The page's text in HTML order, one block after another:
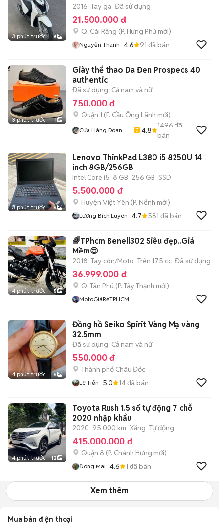
3 phút trước 8
2016 Tay ga Đã sử dụng
21.500.000 đ
Q. Cái Răng (P. Hưng Phú mới)
Nguyễn Thanh 4.6 91 đã bán
3 phút trước 1
Giày thể thao Da Đen Prospecs 40
authentic
Đã sử dụng Cả nam và nữ
750.000 đ
Quận 1 (P. Cầu Ông Lãnh mới)
Cửa Hàng Doan
4.8
1496 đã
bán
3 phút trước 6
Lenovo ThinkPad L380 i5 8250U 14
inch 8GB/256GB
Intel Core i5 8 GB 256 GB SSD
5.500.000 đ
Huyện Việt Yên (P. Nếnh mới)
Lương Bích Luyên 4.7 581 đã bán
4 phút trước 5
🌈TPhcm Beneli302 Siêu đẹp..Giá
Mềm😍
2018 Tay côn/Moto Trên 175 cc Đã sử dụng
36.999.000 đ
Q. Tân Phú (P. Tây Thạnh mới)
MotoGiáRẻTPHCM
4 phút trước 6
Đồng hồ Seiko Spirit Vàng Mạ vàng
32.5mm
Đã sử dụng Cả nam và nữ
550.000 đ
Thành phố Châu Đốc
Lê Tiến 5.0 14đã bán
4 phút trước 12
Toyota Rush 1.5 số tự động 7 chỗ
2020 nhập khẩu
2020 95.000 km Xăng Tự động
415.000.000 đ
Quận 8 (P. Chánh Hưng mới)
Đông Mai 4.6 1 đã bán
Xem thêm
Mua bán điện thoại